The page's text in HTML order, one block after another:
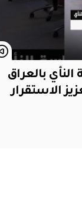
بالعراق
الاستقرار